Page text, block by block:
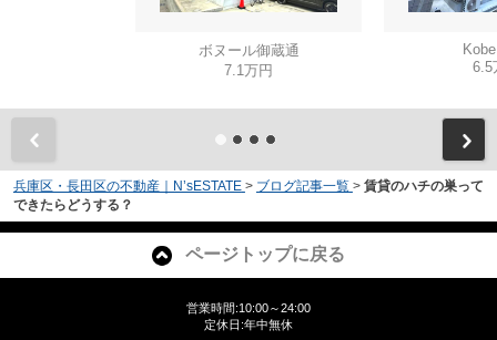
ボヌール御蔵通
7.1万円
6.5
兵庫区・長田区の不動産｜N’sESTATE > ブログ記事一覧 > 賃貸のハチの巣って
できたらどうする？
ページトップに戻る
営業時間:10:00～24:00
定休日:年中無休